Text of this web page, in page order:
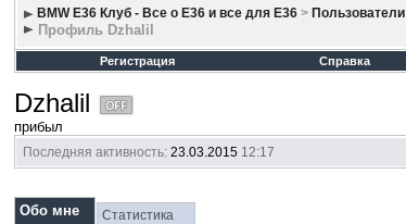
BMW E36 Клуб - Все о Е36 и все для Е36 > Пользователи
Профиль Dzhalil
Регистрация Справка
Dzhalil
прибыл
Последняя активность: 23.03.2015 12:17
Обо мне Статистика